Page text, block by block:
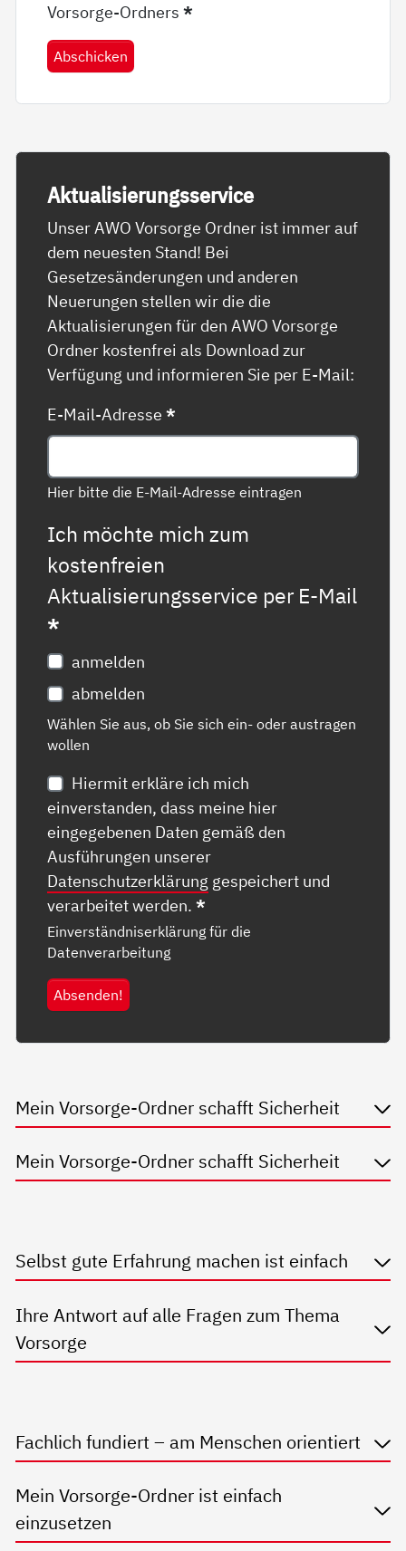
Vorsorge-Ordners*
Abschicken
Ak­tua­li­sie­rungs­ser­vice
Unser AWO Vorsorge Ordner ist immer auf
dem neuesten Stand! Bei
Gesetzesänderungen und anderen
Neuerungen stellen wir die die
Aktualisierungen für den AWO Vorsorge
Ordner kostenfrei als Download zur
Verfügung und informieren Sie per E-Mail:
E-Mail-Adresse*
Hier bitte die E-Mail-Adresse eintragen
Ich möchte mich zum
kostenfreien
Aktualisierungsservice per E-Mail
*
anmelden
abmelden
Wählen Sie aus, ob Sie sich ein- oder austragen
wollen
Hiermit erkläre ich mich
einverstanden, dass meine hier
eingegebenen Daten gemäß den
Ausführungen unserer
Datenschutzerklärung gespeichert und
verarbeitet werden.*
Einverständniserklärung für die
Datenverarbeitung
Absenden!
Mein Vorsorge-Ordner schafft Sicherheit
Mein Vorsorge-Ordner schafft Sicherheit
Selbst gute Erfahrung machen ist einfach
Ihre Antwort auf alle Fragen zum Thema
Vorsorge
Fachlich fundiert – am Menschen orientiert
Mein Vorsorge-Ordner ist einfach
einzusetzen